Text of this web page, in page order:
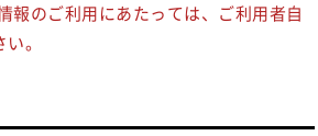
報のご利用にあたっては、ご利用者自
。